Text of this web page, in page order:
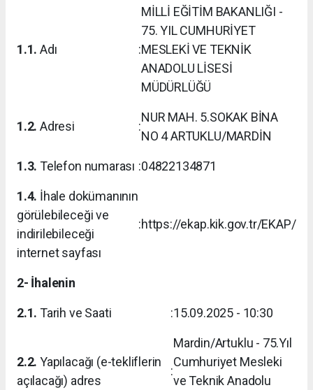
1.1. Adı :
MİLLİ EĞİTİM BAKANLIĞI -
75. YIL CUMHURİYET
MESLEKİ VE TEKNİK
ANADOLU LİSESİ
MÜDÜRLÜĞÜ
1.2. Adresi :
NUR MAH. 5.SOKAK BİNA
NO 4 ARTUKLU/MARDİN
1.3. Telefon numarası :04822134871
1.4. İhale dokümanının
görülebileceği ve
indirilebileceği
internet sayfası
:https://ekap.kik.gov.tr/EKAP/
2- İhalenin
2.1. Tarih ve Saati :15.09.2025 - 10:30
2.2. Yapılacağı (e-tekliflerin
açılacağı) adres
:
Mardin/Artuklu - 75.Yıl
Cumhuriyet Mesleki
ve Teknik Anadolu